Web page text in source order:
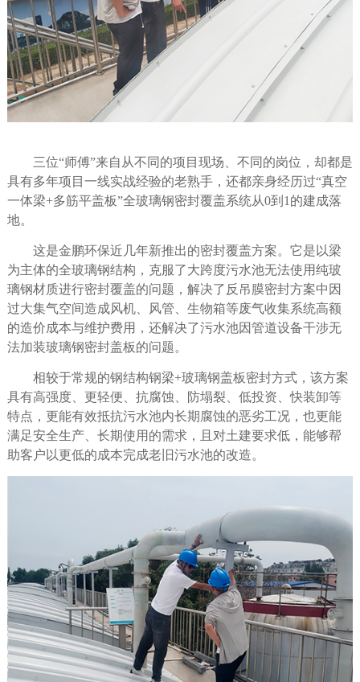
三位“师傅”来自从不同的项目现场、不同的岗位，却都是
具有多年项目一线实战经验的老熟手，还都亲身经历过“真空
一体梁+多筋平盖板”全玻璃钢密封覆盖系统从0到 1 的建成落
地。
这是金鹏环保近几年新推出的密封覆盖方案。它是 以梁
为主体的全玻璃钢结构，克服了大跨度污水池无法使用纯玻
璃钢材质进行密封覆盖的问题，解决了反吊膜密封方案中因
过大集气空间造成风机、风管、生物箱等废气收集系统高额
的造价成本与维护费用，还解决了污水池因管道设备干涉无
法加装玻璃钢密封盖板的问题。
相较于常规的钢结构钢梁+玻璃钢盖板密封方式，该方案
具有高强度、更轻便、抗腐蚀、防塌裂、低投资、快装卸等
特点，更能有效抵抗污水池内长期腐蚀的恶劣工况，也更能
满足安全生产、长期使用的需求，且对土建要求低，能够帮
助客户以更低的成本完成老旧污水池的改造。